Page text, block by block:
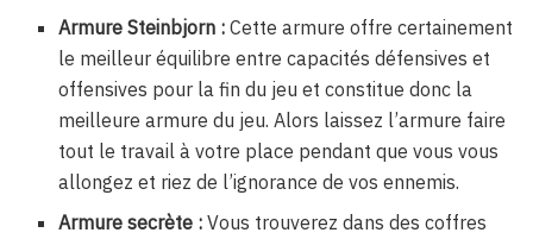
Armure Steinbjorn : Cette armure offre certainement
le meilleur équilibre entre capacités défensives et
offensives pour la fin du jeu et constitue donc la
meilleure armure du jeu. Alors laissez l’armure faire
tout le travail à votre place pendant que vous vous
allongez et riez de l’ignorance de vos ennemis.
Armure secrète : Vous trouverez dans des coffres